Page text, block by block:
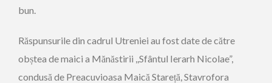
bun.
Răspunsurile din cadrul Utreniei au fost date de către
obștea de maici a Mănăstirii ,,Sfântul Ierarh Nicolae”,
condusă de Preacuvioasa Maică Stareță, Stavrofora